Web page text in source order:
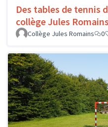
Des tables de tennis
collège Jules
Collège Jules Romains
0